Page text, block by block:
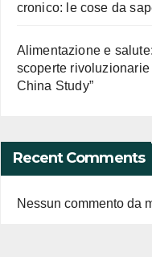
cronico: le cose da
Alimentazione e
scoperte rivoluzionarie
China Study”
Recent Comments
Nessun commento da